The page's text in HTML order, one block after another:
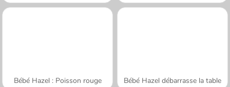
Bébé Hazel : Poisson rouge Bébé Hazel débarrasse la table